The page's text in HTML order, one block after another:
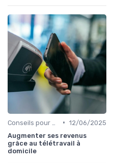
• 12/06/2025
Augmenter ses revenus
grâce au télétravail à
domicile